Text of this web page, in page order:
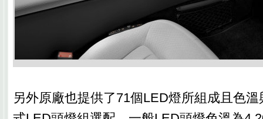
另外原廠也提供了71個LED燈所組成且色